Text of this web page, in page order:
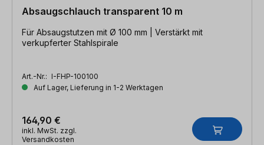
Absaugschlauch transparent 10 m
Für Absaugstutzen mit Ø 100 mm | Verstärkt mit
verkupferter Stahlspirale
Art.-Nr.: I-FHP-100100
Auf Lager, Lieferung in 1-2 Werktagen
164,90 €
inkl. MwSt. zzgl.
Versandkosten